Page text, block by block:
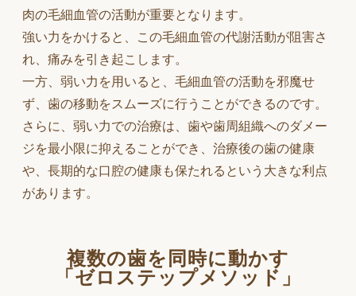
肉の毛細血管の活動が重要となります。
強い力をかけると、この毛細血管の代謝活動が阻害さ
れ、痛みを引き起こします。
一方、弱い力を用いると、毛細血管の活動を邪魔せ
ず、歯の移動をスムーズに行うことができるのです。
さらに、弱い力での治療は、歯や歯周組織へのダメー
ジを最小限に抑えることができ、治療後の歯の健康
や、長期的な口腔の健康も保たれるという大きな利点
があります。
複数の歯を同時に動かす
「ゼロステップメソッド」